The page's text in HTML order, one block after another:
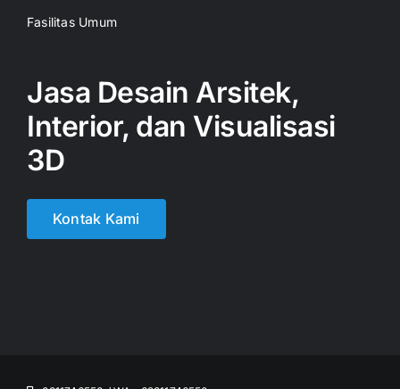
Fasilitas Umum
Jasa Desain Arsitek,
Interior, dan Visualisasi
3D
Kontak Kami